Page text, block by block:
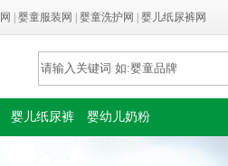
婴童服装网 婴童洗护网 婴儿纸尿裤网
婴儿纸尿裤 婴幼儿奶粉